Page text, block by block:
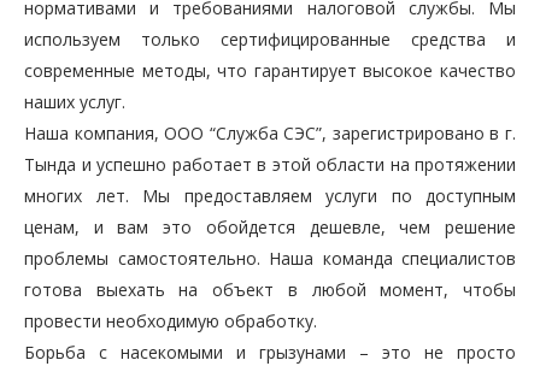
нормативами и требованиями налоговой службы. Мы
используем только сертифицированные средства и
современные методы, что гарантирует высокое качество
наших услуг.
Наша компания, ООО “Служба СЭС”, зарегистрировано в г.
Тында и успешно работает в этой области на протяжении
многих лет. Мы предоставляем услуги по доступным
ценам, и вам это обойдется дешевле, чем решение
проблемы самостоятельно. Наша команда специалистов
готова выехать на объект в любой момент, чтобы
провести необходимую обработку.
Борьба с насекомыми и грызунами – это не просто